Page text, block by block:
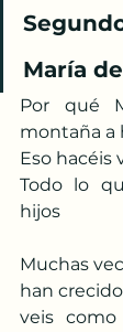
María
Por qué
montaña a
Eso hacéis
Todo lo
hijos
Muchas
han crecido
veis